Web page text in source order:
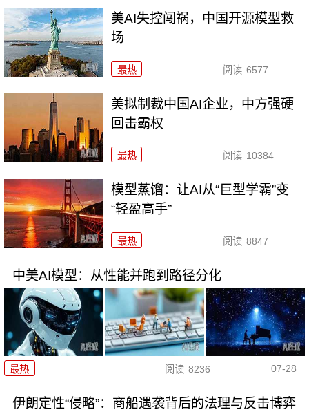
美AI失控闯祸，中国开源模型救
场
最热 阅读 6577
美拟制裁中国AI企业，中方强硬
回击霸权
最热 阅读 10384
模型蒸馏：让AI从“巨型学霸”变
“轻盈高手”
最热 阅读 8847
中美AI模型：从性能并跑到路径分化
最热 阅读 8236 07-28
伊朗定性“侵略”：商船遇袭背后的法理与反击博弈